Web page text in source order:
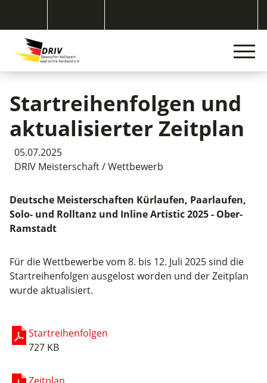
Startreihenfolgen und
aktualisierter Zeitplan
05.07.2025
DRIV Meisterschaft / Wettbewerb
Deutsche Meisterschaften Kürlaufen, Paarlaufen,
Solo- und Rolltanz und Inline Artistic 2025 - Ober-
Ramstadt
Für die Wettbewerbe vom 8. bis 12. Juli 2025 sind die
Startreihenfolgen ausgelost worden und der Zeitplan
wurde aktualisiert.
Startreihenfolgen
727 KB